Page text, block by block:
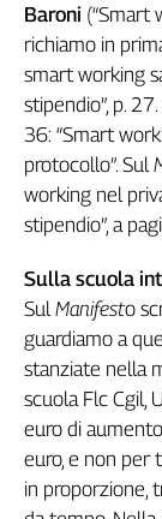
Baroni (“Smart
richiamo in
smart working
stipendio”, p. 27.
36: “Smart
protocollo”. Sul
working nel
stipendio”, a
Sulla scuola
Sul Manifesto
guardiamo a
stanziate nella
scuola Flc Cgil,
euro di
euro, e non per
in proporzione,